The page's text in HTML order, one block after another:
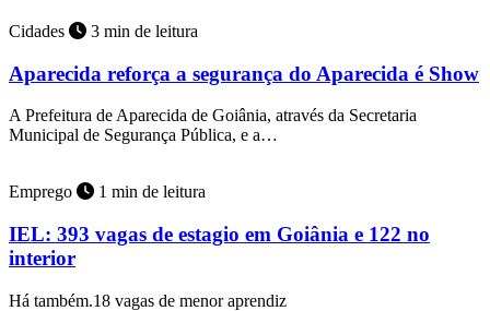
Cidades 3 min de leitura
Aparecida reforça a segurança do Aparecida é Show
A Prefeitura de Aparecida de Goiânia, através da Secretaria
Municipal de Segurança Pública, e a…
Emprego 1 min de leitura
IEL: 393 vagas de estagio em Goiânia e 122 no
interior
Há também.18 vagas de menor aprendiz